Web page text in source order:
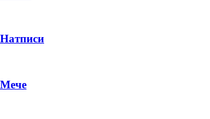
Натписи
Мече